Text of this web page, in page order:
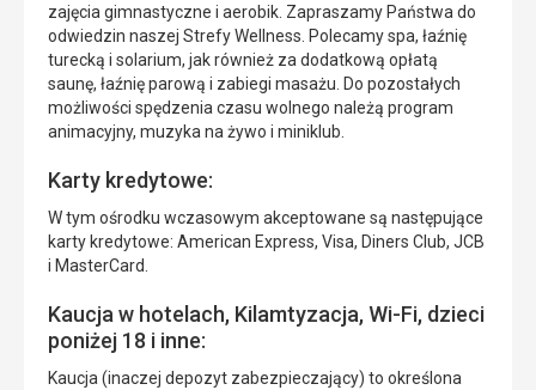
zajęcia gimnastyczne i aerobik. Zapraszamy Państwa do
odwiedzin naszej Strefy Wellness. Polecamy spa, łaźnię
turecką i solarium, jak również za dodatkową opłatą
saunę, łaźnię parową i zabiegi masażu. Do pozostałych
możliwości spędzenia czasu wolnego należą program
animacyjny, muzyka na żywo i miniklub.
Karty kredytowe:
W tym ośrodku wczasowym akceptowane są następujące
karty kredytowe: American Express, Visa, Diners Club, JCB
i MasterCard.
Kaucja w hotelach, Kilamtyzacja, Wi-Fi, dzieci
poniżej 18 i inne:
Kaucja (inaczej depozyt zabezpieczający) to określona